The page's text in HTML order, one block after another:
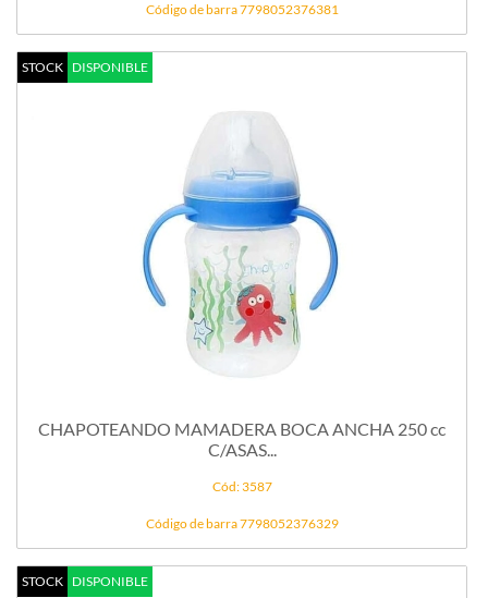
Código de barra 7798052376381
STOCK DISPONIBLE
CHAPOTEANDO MAMADERA BOCA ANCHA 250 cc
C/ASAS...
Cód: 3587
Código de barra 7798052376329
STOCK DISPONIBLE